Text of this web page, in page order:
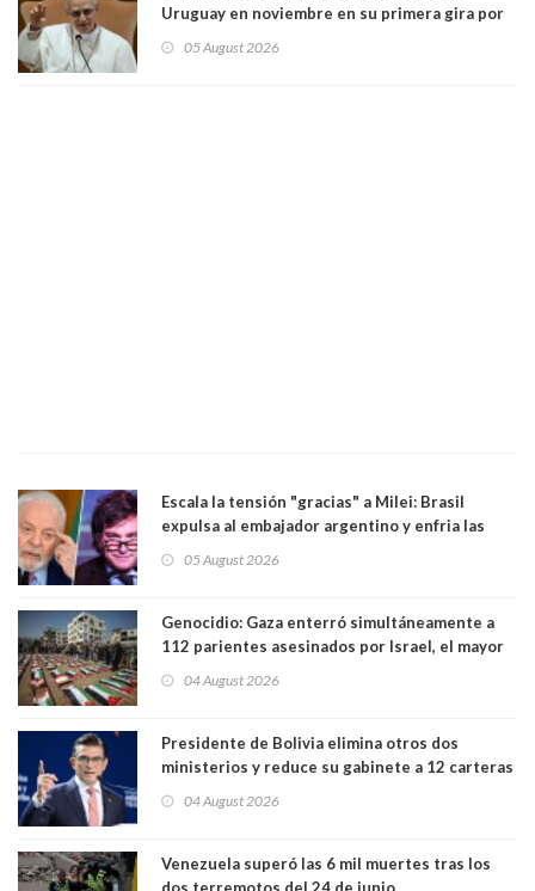
Uruguay en noviembre en su primera gira por
05 August 2026
Escala la tensión "gracias" a Milei: Brasil
expulsa al embajador argentino y enfria las
trasandino
05 August 2026
Genocidio: Gaza enterró simultáneamente a
112 parientes asesinados por Israel, el mayor
muertos figuran 44 niños y nueve ancianos
04 August 2026
Presidente de Bolivia elimina otros dos
ministerios y reduce su gabinete a 12 carteras
04 August 2026
Venezuela superó las 6 mil muertes tras los